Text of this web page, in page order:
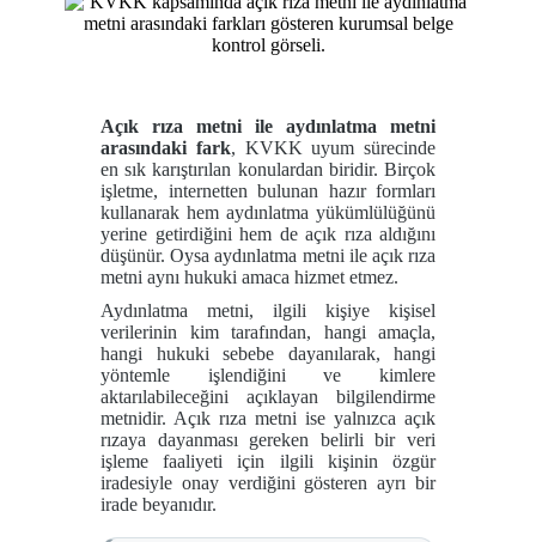
Açık rıza metni ile aydınlatma metni
arasındaki fark, KVKK uyum sürecinde
en sık karıştırılan konulardan biridir. Birçok
işletme, internetten bulunan hazır formları
kullanarak hem aydınlatma yükümlülüğünü
yerine getirdiğini hem de açık rıza aldığını
düşünür. Oysa aydınlatma metni ile açık rıza
metni aynı hukuki amaca hizmet etmez.
Aydınlatma metni, ilgili kişiye kişisel
verilerinin kim tarafından, hangi amaçla,
hangi hukuki sebebe dayanılarak, hangi
yöntemle işlendiğini ve kimlere
aktarılabileceğini açıklayan bilgilendirme
metnidir. Açık rıza metni ise yalnızca açık
rızaya dayanması gereken belirli bir veri
işleme faaliyeti için ilgili kişinin özgür
iradesiyle onay verdiğini gösteren ayrı bir
irade beyanıdır.